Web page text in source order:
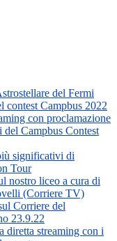
del Fermi
contest Campbus 2022
con proclamazione
Campbus Contest
significativi di
Tour
nostro liceo a cura di
(Corriere TV)
Corriere del
23.9.22
diretta streaming con i